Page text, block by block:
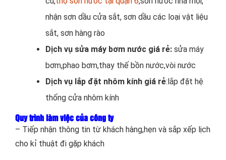
nhận sơn dầu cửa sắt, sơn dầu các loại vật liệu
sắt, sơn hàng rào
Dịch vụ sửa máy bơm nước giá rẻ: sửa máy
bơm,phao bơm,thay thế bồn nước,vòi nước
Dịch vụ lắp đặt nhôm kính giá rẻ:lắp đặt hệ
thống cửa nhôm kính
Quy trình làm việc của công ty
– Tiếp nhận thông tin từ khách hàng,hẹn và sắp xếp lịch
cho kỉ thuật đi gặp khách